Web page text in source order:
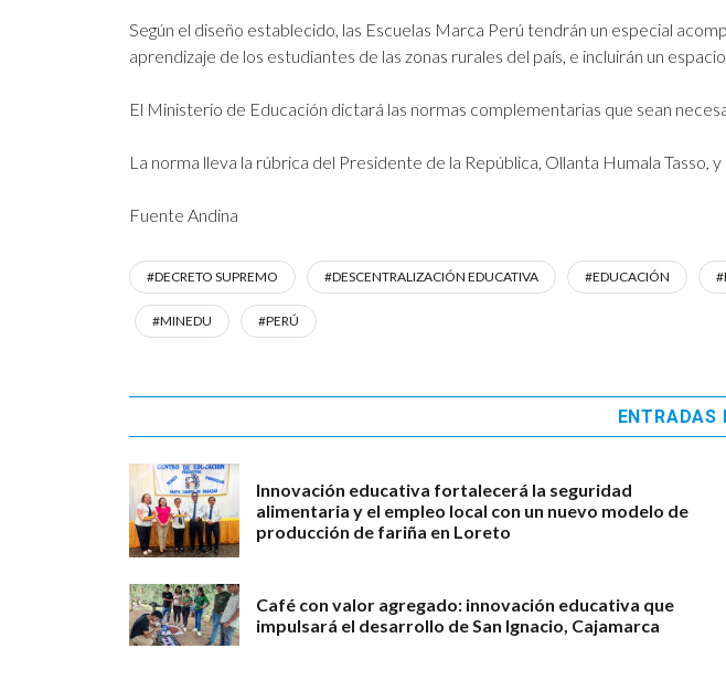
Según el diseño establecido, las Escuelas Marca Perú tendrán un especial
aprendizaje de los estudiantes de las zonas rurales del país, e incluirán un
El Ministerio de Educación dictará las normas complementarias que sean
La norma lleva la rúbrica del Presidente de la República, Ollanta Humala
Fuente Andina
#DECRETO SUPREMO #DESCENTRALIZACIÓN EDUCATIVA #EDUCACIÓN
#MINEDU #PERÚ
ENTRADAS
Innovación educativa fortalecerá la seguridad
alimentaria y el empleo local con un nuevo modelo de
producción de fariña en Loreto
Café con valor agregado: innovación educativa que
impulsará el desarrollo de San Ignacio, Cajamarca